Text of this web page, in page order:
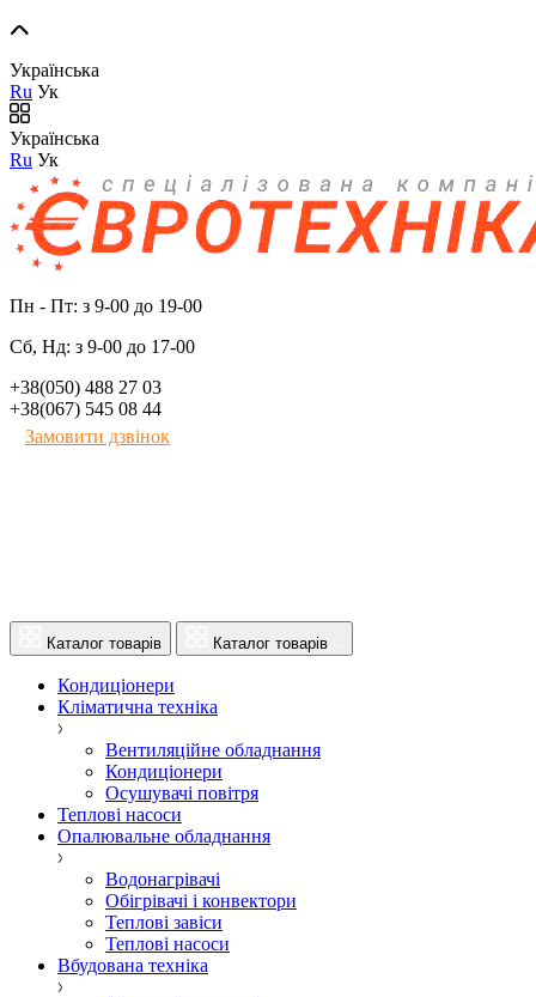
Українська
Ru Ук
Українська
Ru Ук
Пн - Пт: з 9-00 до 19-00
Сб, Нд: з 9-00 до 17-00
+38(050) 488 27 03
+38(067) 545 08 44
Замовити дзвінок
Каталог товарів Каталог товарів
Кондиціонери
Кліматична техніка
Вентиляційне обладнання
Кондиціонери
Осушувачі повітря
Теплові насоси
Опалювальне обладнання
Водонагрівачі
Обігрівачі і конвектори
Теплові завіси
Теплові насоси
Вбудована техніка